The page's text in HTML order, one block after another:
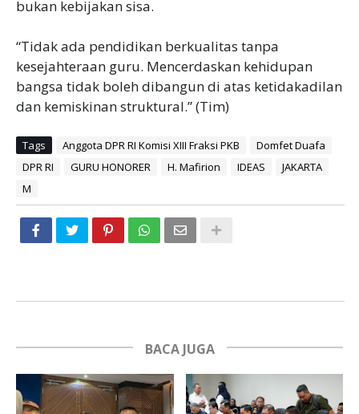
bukan kebijakan sisa.
“Tidak ada pendidikan berkualitas tanpa
kesejahteraan guru. Mencerdaskan kehidupan
bangsa tidak boleh dibangun di atas ketidakadilan
dan kemiskinan struktural.” (Tim)
Tags Anggota DPR RI Komisi XIII Fraksi PKB
Domfet Duafa
DPR RI
GURU HONORER H. Mafirion IDEAS
JAKARTA
M
BACA JUGA